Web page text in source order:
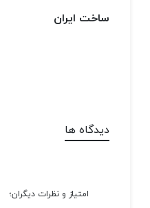
ساخت ایران
دیدگاه ها
امتیاز و نظرات دیگران؛